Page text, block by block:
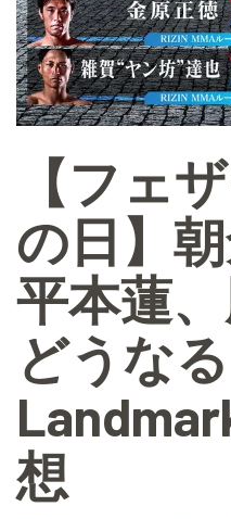
【フェ
の日】
平本蓮
どうな
想